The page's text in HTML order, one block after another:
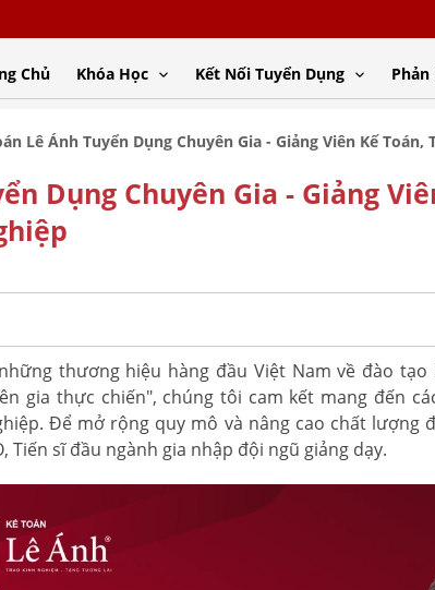
Chủ Khóa Học Kết Nối Tuyển Dụng Phản
Lê Ánh Tuyển Dụng Chuyên Gia - Giảng Viên Kế
Dụng Chuyên Gia - Giảng
thương hiệu hàng đầu Việt Nam về đào
gia thực chiến", chúng tôi cam kết mang đến
Để mở rộng quy mô và nâng cao chất lượng
Tiến sĩ đầu ngành gia nhập đội ngũ giảng dạy.